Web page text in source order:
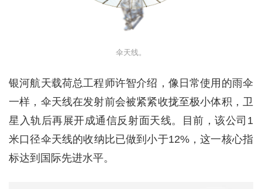
伞天线。
银河航天载荷总工程师许智介绍，像日常使用的雨伞
一样，伞天线在发射前会被紧紧收拢至极小体积，卫
星入轨后再展开成通信反射面天线。目前，该公司1
米口径伞天线的收纳比已做到小于12%，这一核心指
标达到国际先进水平。